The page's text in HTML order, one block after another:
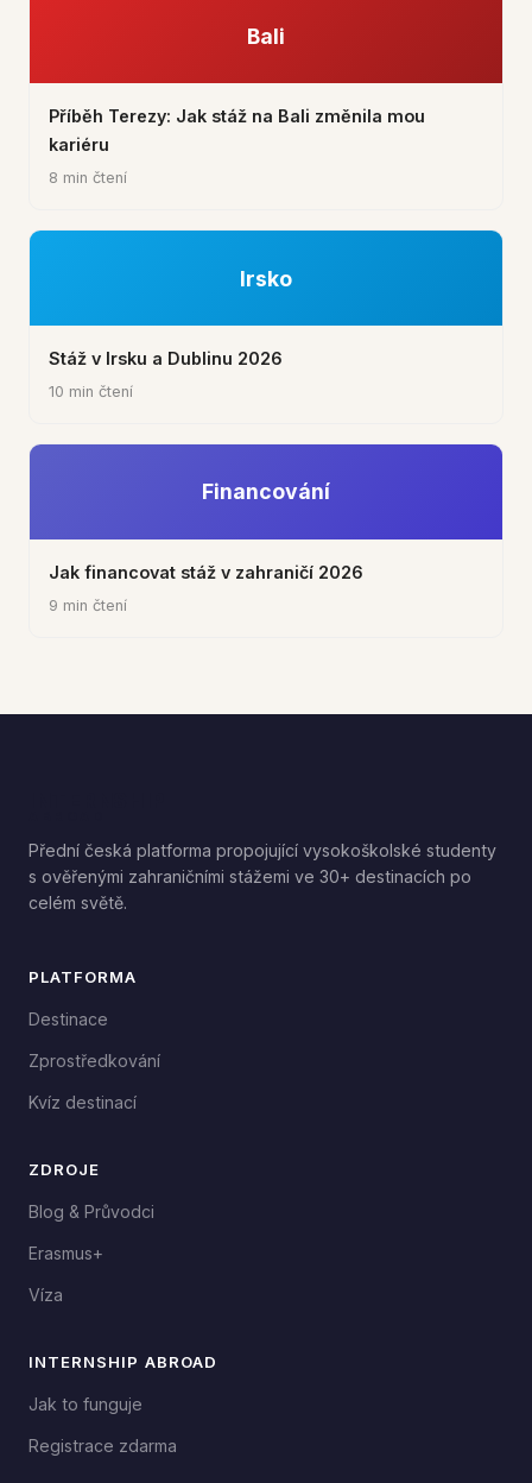
Bali
Příběh Terezy: Jak stáž na Bali změnila mou
kariéru
8 min čtení
Irsko
Stáž v Irsku a Dublinu 2026
10 min čtení
Financování
Jak financovat stáž v zahraničí 2026
9 min čtení
Přední česká platforma propojující vysokoškolské studenty
s ověřenými zahraničními stážemi ve 30+ destinacích po
celém světě.
PLATFORMA
Destinace
Zprostředkování
Kvíz destinací
ZDROJE
Blog & Průvodci
Erasmus+
Víza
INTERNSHIP ABROAD
Jak to funguje
Registrace zdarma